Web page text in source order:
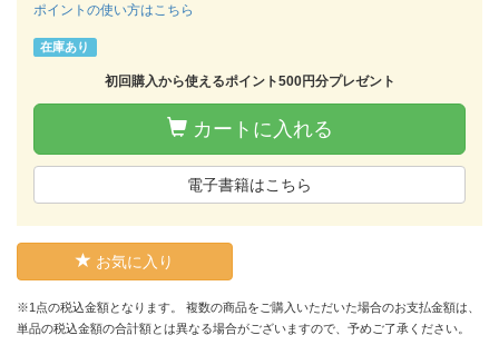
ポイントの使い方はこちら
在庫あり
初回購入から使えるポイント500円分プレゼント
カートに入れる
電子書籍はこちら
お気に入り
※1点の税込金額となります。 複数の商品をご購入いただいた場合のお支払金額は、
単品の税込金額の合計額とは異なる場合がございますので、予めご了承ください。